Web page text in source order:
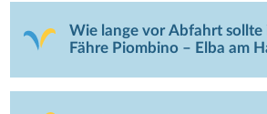
Wie lange vor Abfahrt sollte
Fähre Piombino – Elba am